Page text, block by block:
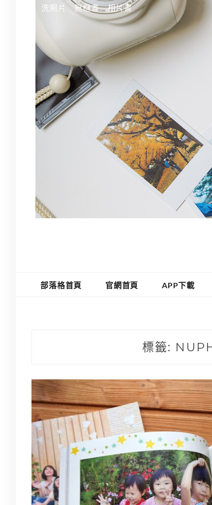
洗照片 無框畫 相片書
部落格首頁 官網首頁 APP下載
標籤: